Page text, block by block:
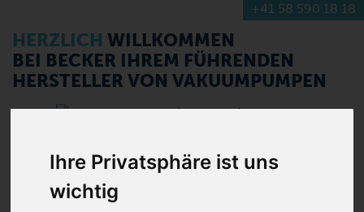
Ihre Privatsphäre ist uns
wichtig
+41 58 590 18 18
HERZLICH WILLKOMMEN
BEI BECKER IHREM FÜHRENDEN
HERSTELLER VON VAKUUMPUMPEN
Vakuumsystemen und
Verdichtern